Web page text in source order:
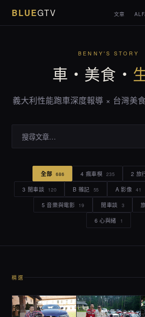
BLUEGTV 文章
BENNY'S STORY
車・美食・
義大利性能跑車深度報導 × 台灣美
全部 686 4 瘋車模 235 2 旅
3 閒車談 120 B 雜記 55 A 影像 41
5 音樂與電影 19 閒車談 3
6 心與緒 1
精選